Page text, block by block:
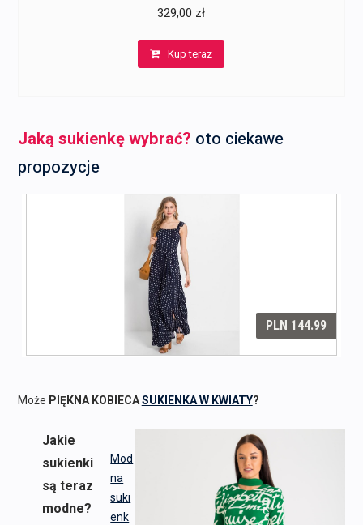
329,00 zł
Kup teraz
Jaką sukienkę wybrać? oto ciekawe
propozycje
Może PIĘKNA KOBIECASUKIENKA W KWIATY?
Mod
na
suki
enk
Jakie
sukienki
są teraz
modne?